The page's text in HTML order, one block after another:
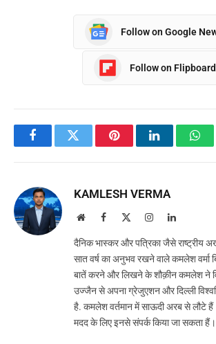
Follow on Google
Follow on Flipboard
FacebookTwitter PinterestLinkedIn
KAMLESH VERMA
WebsiteFacebook InstagramLinkedIn
दैनिक भास्कर और पत्रिका जैसे राष्ट्रीय
सात वर्ष का अनुभव रखने वाले कमलेश वर्मा
बातें करने और लिखने के शौक़ीन कमलेश ने
उज्जैन से अपना ग्रेजुएशन और दिल्ली
है. कमलेश वर्तमान में साऊदी अरब से लौटे
मदद के लिए इनसे संपर्क किया जा सकता हैं।